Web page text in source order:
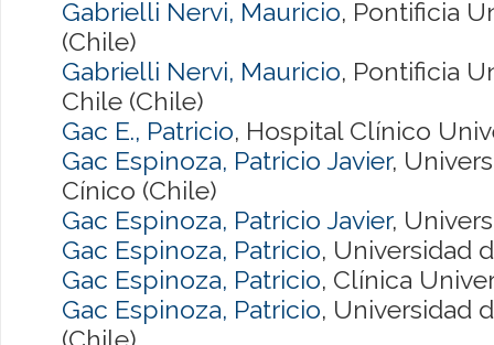
Gabrielli Nervi, Mauricio, Pontificia
(Chile)
Gabrielli Nervi, Mauricio, Pontificia
Chile (Chile)
Gac E., Patricio, Hospital Clínico
Gac Espinoza, Patricio Javier,
Cínico (Chile)
Gac Espinoza, Patricio Javier,
Gac Espinoza, Patricio, Universidad
Gac Espinoza, Patricio, Clínica
Gac Espinoza, Patricio, Universidad